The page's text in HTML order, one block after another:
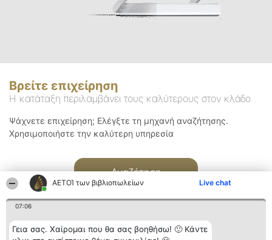
ΑΕΤΟΊ των βιβλιοπωλείων Live chat
07:06
Γεια σας. Χαίρομαι που θα σας βοηθήσω! 🙂 Κάντε
Βρείτε επιχείρηση
Η κατάταξη περιλαμβάνει τους καλύτερους στον κλάδο
Ψάχνετε επιχείρηση; Ελέγξτε τη μηχανή αναζήτησης.
Χρησιμοποιήστε την καλύτερη υπηρεσία
Αναζήτηση